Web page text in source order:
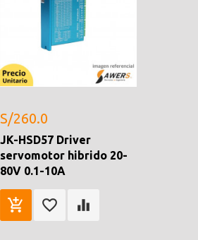
S/260.0
JK-HSD57 Driver
servomotor hibrido 20-
80V 0.1-10A